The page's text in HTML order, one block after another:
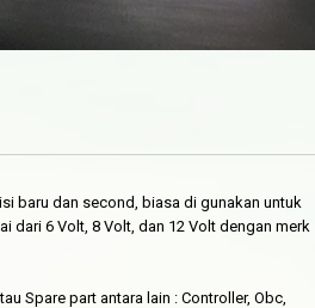
baru dan second, biasa di gunakan untuk
6 Volt, 8 Volt, dan 12 Volt dengan merk
Spare part antara lain : Controller, Obc,